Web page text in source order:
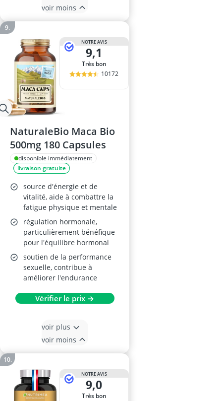
voir moins
NOTRE AVIS
9,1
Très bon
10172
NaturaleBio Maca Bio
500mg 180 Capsules
disponible immédiatement
livraison gratuite
source d'énergie et de
vitalité, aide à combattre la
fatigue physique et mentale
régulation hormonale,
particulièrement bénéfique
pour l'équilibre hormonal
soutien de la performance
sexuelle, contribue à
améliorer l'endurance
Vérifier le prix →
voir plus
voir moins
NOTRE AVIS
9,0
Très bon